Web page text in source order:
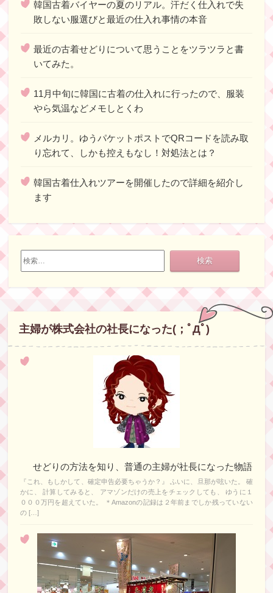
韓国古着バイヤーの夏のリアル。汗だく仕入れで失
敗しない服選びと最近の仕入れ事情の本音
最近の古着せどりについて思うことをツラツラと書
いてみた。
11月中旬に韓国に古着の仕入れに行ったので、服装
やら気温などメモしとくわ
メルカリ。ゆうパケットポストでQRコードを読み取
り忘れて、しかも控えもなし！対処法とは？
韓国古着仕入れツアーを開催したので詳細を紹介し
ます
検
索:
主婦が株式会社の社長になった(；ﾟДﾟ)
せどりの方法を知り、普通の主婦が社長になった物語
『これ、もしかして、確定申告必要ちゃうか？』 ふいに、旦那が呟いた。 確
かに、 計算してみると、 アマゾンだけの売上をチェックしても、 ゆうに１
０００万円を超えていた。 ＊Amazonの記録は２年前までしか残っていない
の […]